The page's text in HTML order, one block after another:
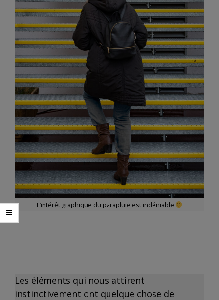
L’intérêt graphique du parapluie est indéniable
Les éléments qui nous attirent
instinctivement ont quelque chose de